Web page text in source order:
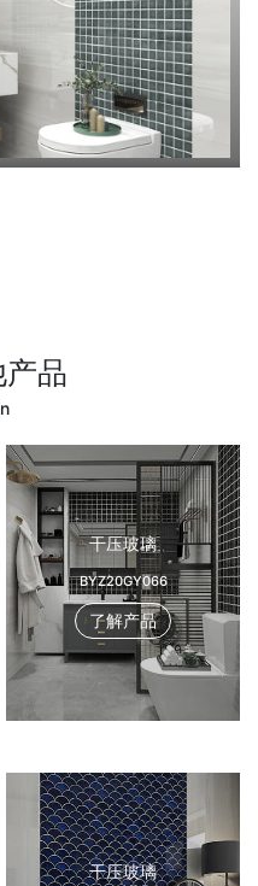
品
干压玻璃
BYZ20GY066
了解产品
干压玻璃